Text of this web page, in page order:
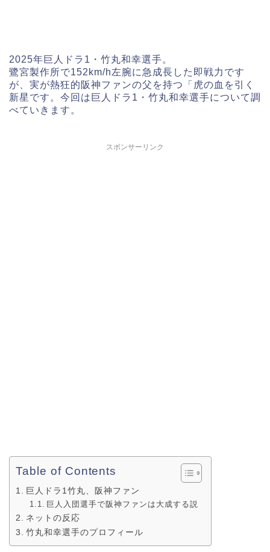
2025年巨人ドラ1・竹丸和幸選手。
鷺宮製作所で152km/h左腕に急成長した即戦力です
が、実が熱狂的阪神ファンの父を持つ「虎の血を引く
新星です。今回は巨人ドラ1・竹丸和幸選手について調
べていきます。
スポンサーリンク
Table of Contents
巨人ドラ1竹丸、阪神ファン
巨人入団選手で阪神ファンは大成する説
ネットの反応
竹丸和幸選手のプロフィール